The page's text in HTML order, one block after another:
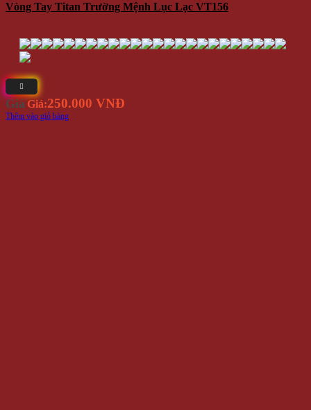
Vòng Tay Titan Trường Mệnh Lục Lạc VT156
Giá Giá:250.000 VNĐ
Thêm vào giỏ hàng